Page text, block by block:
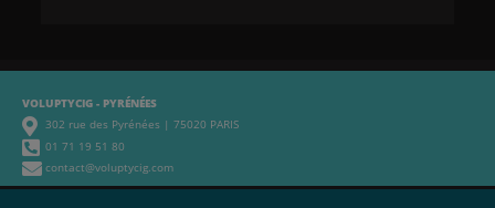
VOLUPTYCIG - PYRÉNÉES
302 rue des Pyrénées | 75020 PARIS
01 71 19 51 80
contact@voluptycig.com